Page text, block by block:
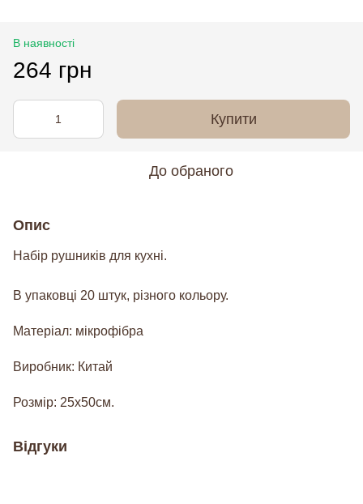
В наявності
264 грн
Купити
До обраного
Опис
Набір рушників для кухні.
В упаковці 20 штук, різного кольору.
Матеріал: мікрофібра
Виробник: Китай
Розмір: 25х50см.
Відгуки